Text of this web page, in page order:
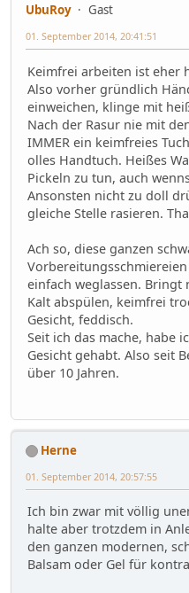
UbuRoy
Gast
01. September 2014, 20:41:51
Keimfrei arbeiten ist eher
Also vorher gründlich
einweichen, klinge mit
Nach der Rasur nie mit
IMMER ein keimfreies
olles Handtuch. Heißes
Pickeln zu tun, auch
Ansonsten nicht zu doll
gleiche Stelle rasieren.
Ach so, diese ganzen
einfach weglassen. Bringt
Kalt abspülen, keimfrei
Gesicht, feddisch.
Seit ich das mache, habe
Gesicht gehabt. Also seit
über 10 Jahren.
Herne
01. September 2014, 20:57:55
Ich bin zwar mit völlig
halte aber trotzdem in
den ganzen modernen,
Balsam oder Gel für